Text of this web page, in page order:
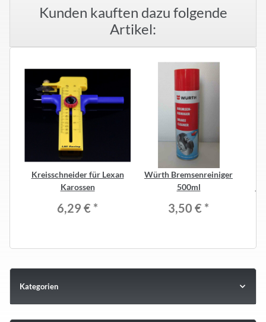
Kunden kauften dazu folgende
Artikel:
Kreisschneider für Lexan
Karossen
6,29 € *
Würth Bremsenreiniger
500ml
3,50 € *
Kategorien